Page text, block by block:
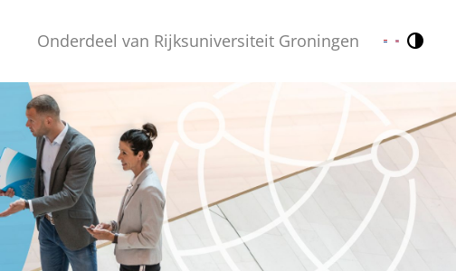
Onderdeel van Rijksuniversiteit Groningen Nederlands
English